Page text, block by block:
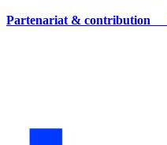
Partenariat & contribution